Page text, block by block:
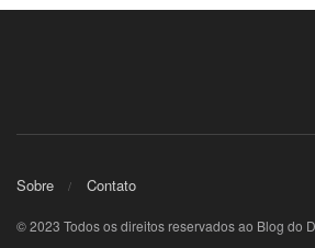
Sobre Contato
© 2023 Todos os direitos reservados ao Blog do